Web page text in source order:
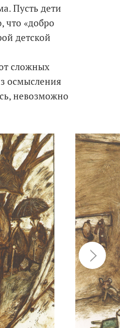
Пусть дети
что «добро
детской
сложных
осмысления
невозможно